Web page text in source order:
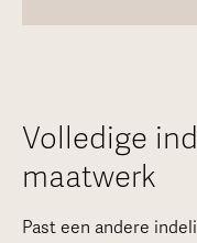
Volledige
maatwerk
Past een andere